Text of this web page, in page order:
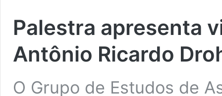
Palestra apresenta
Antônio Ricardo
O Grupo de Estudos de